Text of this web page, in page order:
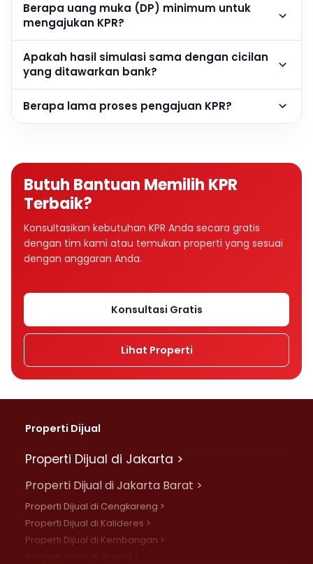
Berapa uang muka (DP) minimum untuk
mengajukan KPR?
Apakah hasil simulasi sama dengan cicilan
yang ditawarkan bank?
Berapa lama proses pengajuan KPR?
Butuh Bantuan Memilih KPR
Terbaik?
Konsultasikan kebutuhan KPR Anda secara gratis
dengan tim kami atau temukan properti yang sesuai
dengan anggaran Anda.
Konsultasi Gratis
Lihat Properti
Properti Dijual
Properti Dijual di Jakarta >
Properti Dijual di Jakarta Barat >
Properti Dijual di Cengkareng >
Properti Dijual di Kalideres >
Properti Dijual di Kembangan >